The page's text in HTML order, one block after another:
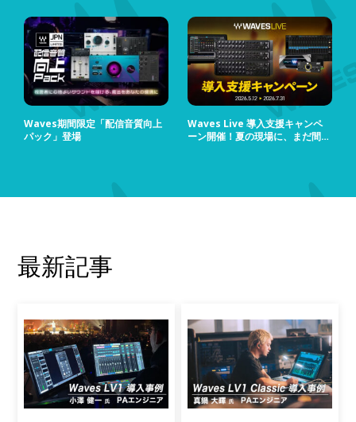
Waves期間限定「配信音質向上
パック」登場
Waves Live 導入支援キャンペ
ーン開催！夏の現場に、まだ間に
最新記事